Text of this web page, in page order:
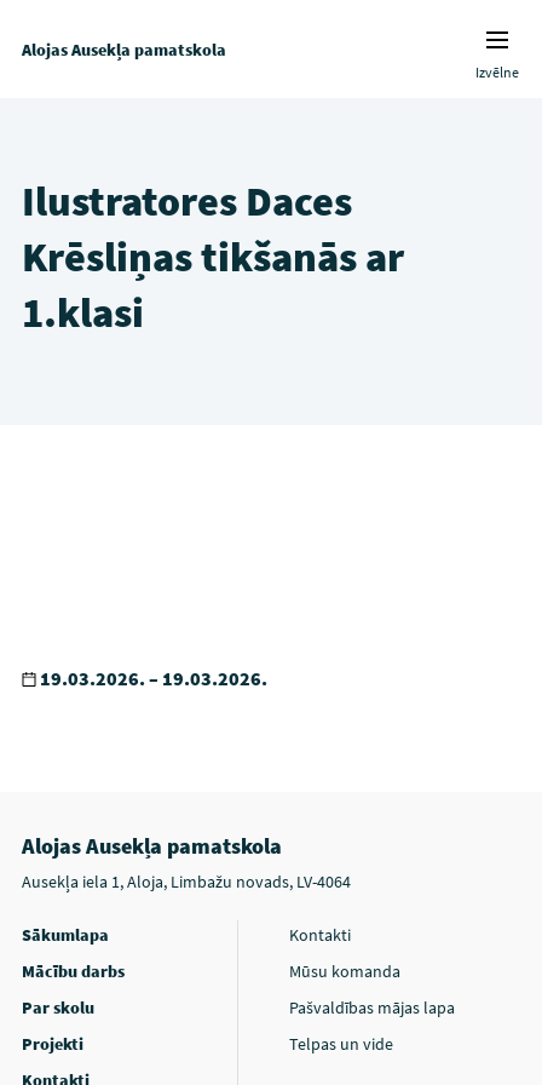
Alojas Ausekļa pamatskola
Izvēlne
Ilustratores Daces
Krēsliņas tikšanās ar
1.klasi
19.03.2026. – 19.03.2026.
Alojas Ausekļa pamatskola
Ausekļa iela 1, Aloja, Limbažu novads, LV-4064
Sākumlapa
Mācību darbs
Par skolu
Projekti
Kontakti
Kontakti
Mūsu komanda
Pašvaldības mājas lapa
Telpas un vide